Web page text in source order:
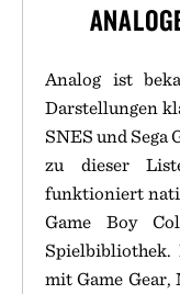
Analog ist
Darstellungen
SNES und Sega
zu dieser
funktioniert
Game Boy
mit Game Gear,